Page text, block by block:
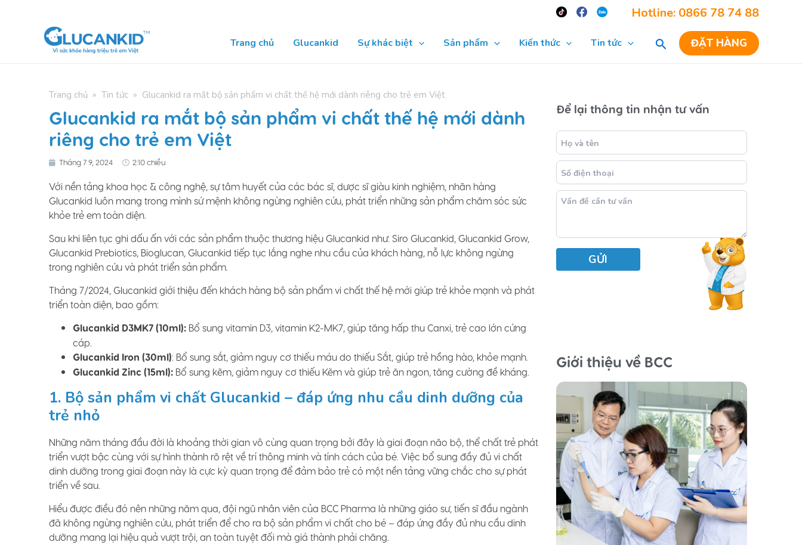
Hotline: 0866 78 74 88
Trang chủ Glucankid Sự khác biệt Sản phẩm Kiến thức Tin tức ĐẶT HÀNG
Trang chủ » Tin tức » Glucankid ra mắt bộ sản phẩm vi chất thế hệ mới dành riêng cho trẻ em Việt
Glucankid ra mắt bộ sản phẩm vi chất thế hệ mới dành
riêng cho trẻ em Việt
Tháng 7 9, 2024 2:10 chiều
Với nền tảng khoa học & công nghệ, sự tâm huyết của các bác sĩ, dược sĩ giàu kinh nghiệm, nhãn hàng
Glucankid luôn mang trong mình sứ mệnh không ngừng nghiên cứu, phát triển những sản phẩm chăm sóc sức
khỏe trẻ em toàn diện.
Sau khi liên tục ghi dấu ấn với các sản phẩm thuộc thương hiệu Glucankid như: Siro Glucankid, Glucankid Grow,
Glucankid Prebiotics, Bioglucan, Glucankid tiếp tục lắng nghe nhu cầu của khách hàng, nỗ lực không ngừng
trong nghiên cứu và phát triển sản phẩm.
Tháng 7/2024, Glucankid giới thiệu đến khách hàng bộ sản phẩm vi chất thế hệ mới giúp trẻ khỏe mạnh và phát
triển toàn diện, bao gồm:
Glucankid D3MK7 (10ml): Bổ sung vitamin D3, vitamin K2-MK7, giúp tăng hấp thu Canxi, trẻ cao lớn cứng
cáp.
Glucankid Iron (30ml): Bổ sung sắt, giảm nguy cơ thiếu máu do thiếu Sắt, giúp trẻ hồng hào, khỏe mạnh.
Glucankid Zinc (15ml): Bổ sung kẽm, giảm nguy cơ thiếu Kẽm và giúp trẻ ăn ngon, tăng cường đề kháng.
1. Bộ sản phẩm vi chất Glucankid – đáp ứng nhu cầu dinh dưỡng của
trẻ nhỏ
Những năm tháng đầu đời là khoảng thời gian vô cùng quan trọng bởi đây là giai đoạn não bộ, thể chất trẻ phát
triển vượt bậc cùng với sự hình thành rõ rệt về trí thông minh và tính cách của bé. Việc bổ sung đầy đủ vi chất
dinh dưỡng trong giai đoạn này là cực kỳ quan trọng để đảm bảo trẻ có một nền tảng vững chắc cho sự phát
triển về sau.
Hiểu được điều đó nên những năm qua, đội ngũ nhân viên của BCC Pharma là những giáo sư, tiến sĩ đầu ngành
đã không ngừng nghiên cứu, phát triển để cho ra bộ sản phẩm vi chất cho bé – đáp ứng đầy đủ nhu cầu dinh
dưỡng mang lại hiệu quả vượt trội, an toàn tuyệt đối mà giá thành phải chăng.
Để lại thông tin nhận tư vấn
Giới thiệu về BCC